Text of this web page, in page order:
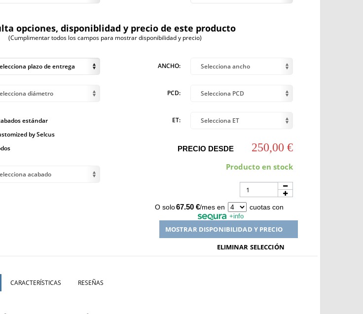
opciones, disponiblidad y precio de este producto
(Cumplimentar todos los campos para mostrar disponibilidad y precio)
plazo de entrega
diámetro
estándar
by Selcus
acabado
ANCHO: Selecciona ancho
PCD: Selecciona PCD
ET: Selecciona ET
PRECIO DESDE 250,00 €
Producto en stock
O solo67.50 €/mes en cuotas con
+info
MOSTRAR DISPONIBILIDAD Y PRECIO
ELIMINAR SELECCIÓN
CARACTERÍSTICAS RESEÑAS